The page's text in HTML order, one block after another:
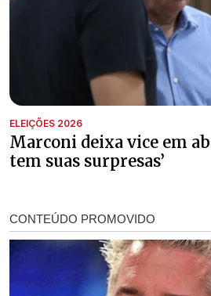
ELEIÇÕES 2026
Marconi deixa vice em
tem suas surpresas’